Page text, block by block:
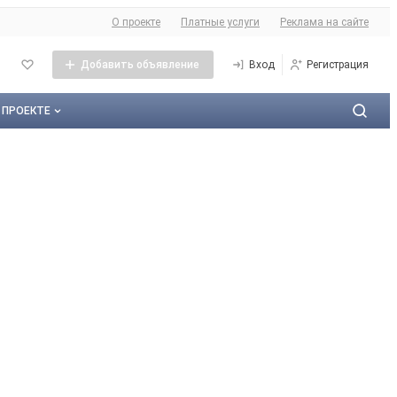
О сайте
О проекте Платные услуги Реклама на сайте
Добавить объявление Вход Регистрация